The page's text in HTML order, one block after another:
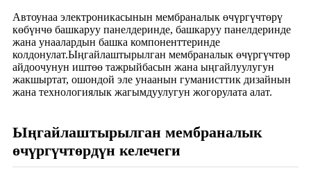
Автоунаа электроникасынын мембраналык өчүргүчтөрү
көбүнчө башкаруу панелдеринде, башкаруу панелдеринде
жана унаалардын башка компоненттеринде
колдонулат.Ыңгайлаштырылган мембраналык өчүргүчтөр
айдоочунун иштөө тажрыйбасын жана ыңгайлуулугун
жакшыртат, ошондой эле унаанын гуманисттик дизайнын
жана технологиялык жагымдуулугун жогорулата алат.
Ыңгайлаштырылган мембраналык
өчүргүчтөрдүн келечеги